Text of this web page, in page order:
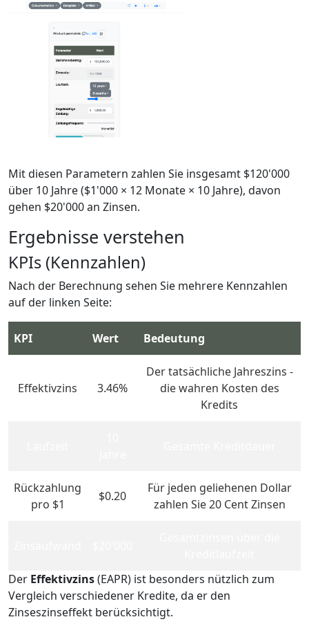
Mit diesen Parametern zahlen Sie insgesamt $120'000
über 10 Jahre ($1'000 × 12 Monate × 10 Jahre), davon
gehen $20'000 an Zinsen.
Ergebnisse verstehen
KPIs (Kennzahlen)
Nach der Berechnung sehen Sie mehrere Kennzahlen
auf der linken Seite:
KPI Wert Bedeutung
Effektivzins 3.46%
Der tatsächliche Jahreszins -
die wahren Kosten des
Kredits
Rückzahlung
pro $1
$0.20
Für jeden geliehenen Dollar
zahlen Sie 20 Cent Zinsen
Der Effektivzins(EAPR) ist besonders nützlich zum
Vergleich verschiedener Kredite, da er den
Zinseszinseffekt berücksichtigt.